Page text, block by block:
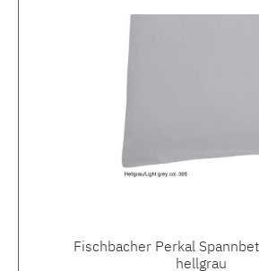
Fischbacher Perkal
hellgrau